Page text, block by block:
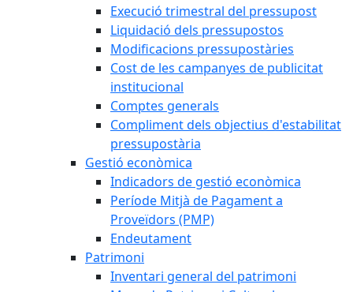
Execució trimestral del pressupost
Liquidació dels pressupostos
Modificacions pressupostàries
Cost de les campanyes de publicitat
institucional
Comptes generals
Compliment dels objectius d'estabilitat
pressupostària
Gestió econòmica
Indicadors de gestió econòmica
Període Mitjà de Pagament a
Proveïdors (PMP)
Endeutament
Patrimoni
Inventari general del patrimoni